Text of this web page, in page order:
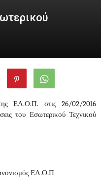
ΕΛ.Ο.Π. στις 26/02/2016
του Εσωτερικού Τεχνικού
ΕΛ.Ο.Π